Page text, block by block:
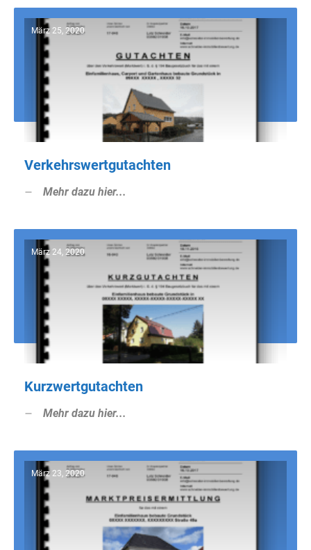
März 25, 2020
Verkehrswertgutachten
Mehr dazu hier...
März 24, 2020
Kurzwertgutachten
Mehr dazu hier...
März 23, 2020